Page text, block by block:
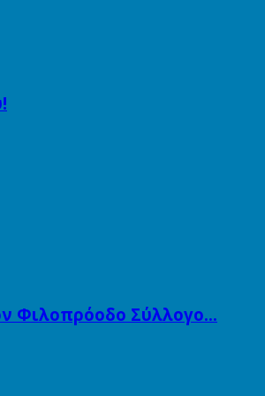
Φιλοπρόοδο Σύλλογο…